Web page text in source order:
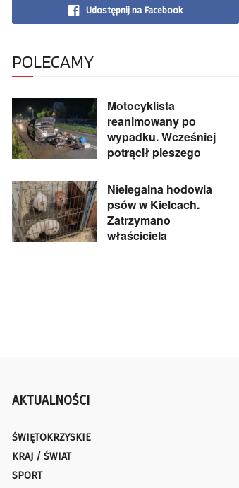
Udostępnij na Facebook
POLECAMY
Motocyklista
reanimowany po
wypadku. Wcześniej
potrącił pieszego
Nielegalna hodowla
psów w Kielcach.
Zatrzymano
właściciela
AKTUALNOŚCI
ŚWIĘTOKRZYSKIE
KRAJ / ŚWIAT
SPORT